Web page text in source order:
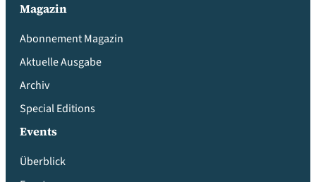
Magazin
Abonnement Magazin
Aktuelle Ausgabe
Archiv
Special Editions
Events
Überblick